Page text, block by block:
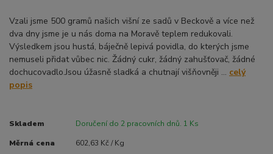
Vzali jsme 500 gramů našich višní ze sadů v Beckově a více než
dva dny jsme je u nás doma na Moravě teplem redukovali.
Výsledkem jsou hustá, báječně lepivá povidla, do kterých jsme
nemuseli přidat vůbec nic. Žádný cukr, žádný zahušťovač, žádné
dochucovadlo.Jsou úžasně sladká a chutnají višňovněji ... celý
popis
Skladem Doručení do 2 pracovních dnů. 1 Ks
Měrná cena 602,63 Kč / Kg